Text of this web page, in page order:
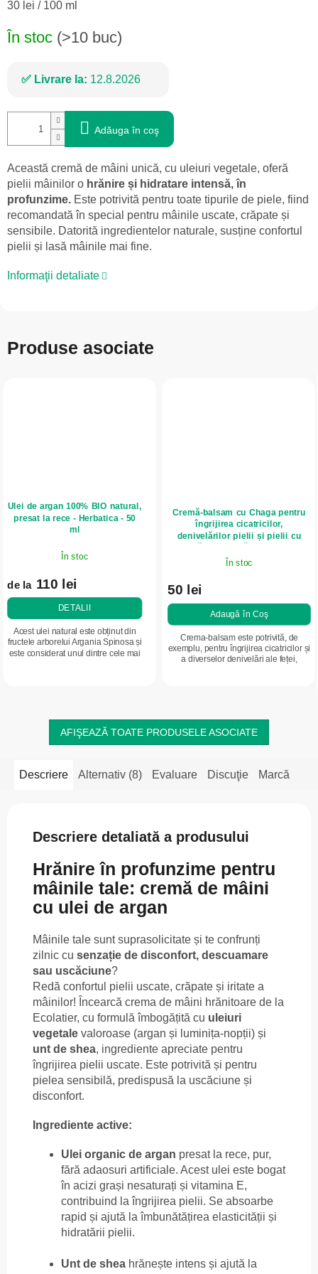
Evaluare
30 lei / 100 ml
În stoc (>10 buc)
Livrare la: 12.8.2026
Adăuga în coş
Această cremă de mâini unică, cu uleiuri vegetale, oferă
pielii mâinilor o hrănire și hidratare intensă, în
profunzime. Este potrivită pentru toate tipurile de piele, fiind
recomandată în special pentru mâinile uscate, crăpate și
sensibile. Datorită ingredientelor naturale, susține confortul
pielii și lasă mâinile mai fine.
Informaţii detaliate
Produse asociate
Ulei de argan 100% BIO natural,
presat la rece - Herbatica - 50
ml
În stoc
de la110 lei
DETALII
Acest ulei natural este obținut din
fructele arborelui Argania Spinosa și
este considerat unul dintre cele mai
Cremă-balsam cu Chaga pentru
îngrijirea cicatricilor,
denivelărilor pielii și pielii cu
tendință psoriazică - Elixir - 75 ml
În stoc
50 lei
Adaugă în Coş
Crema-balsam este potrivită, de
exemplu, pentru îngrijirea cicatricilor și
a diverselor denivelări ale feței,
AFIŞEAZĂ TOATE PRODUSELE ASOCIATE
Descriere Alternativ (8) Evaluare Discuţie Marcă
Descriere detaliată a produsului
Hrănire în profunzime pentru
mâinile tale: cremă de mâini
cu ulei de argan
Mâinile tale sunt suprasolicitate și te confrunți
zilnic cu senzație de disconfort, descuamare
sau uscăciune?
Redă confortul pielii uscate, crăpate și iritate a
mâinilor! Încearcă crema de mâini hrănitoare de la
Ecolatier, cu formulă îmbogățită cu uleiuri
vegetale valoroase (argan și luminița-nopții) și
unt de shea, ingrediente apreciate pentru
îngrijirea pielii uscate. Este potrivită și pentru
pielea sensibilă, predispusă la uscăciune și
disconfort.
Ingrediente active:
Ulei organic de argan presat la rece, pur,
fără adaosuri artificiale. Acest ulei este bogat
în acizi grași nesaturați și vitamina E,
contribuind la îngrijirea pielii. Se absoarbe
rapid și ajută la îmbunătățirea elasticității și
hidratării pielii.
Unt de shea hrănește intens și ajută la